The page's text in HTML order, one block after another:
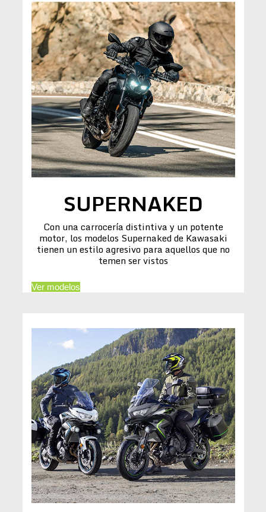
SUPERNAKED
Con una carrocería distintiva y un potente
motor, los modelos Supernaked de Kawasaki
tienen un estilo agresivo para aquellos que no
temen ser vistos
Ver modelos